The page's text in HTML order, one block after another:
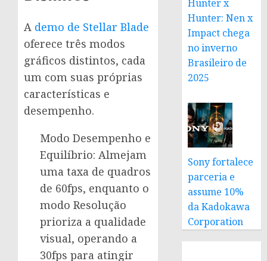
A demo de Stellar Blade
oferece três modos
gráficos distintos, cada
um com suas próprias
características e
desempenho.
Modo Desempenho e
Equilíbrio: Almejam
uma taxa de quadros
de 60fps, enquanto o
modo Resolução
prioriza a qualidade
visual, operando a
30fps para atingir
Hunter x
Hunter: Nen x
Impact chega
no inverno
Brasileiro de
2025
Sony fortalece
parceria e
assume 10%
da Kadokawa
Corporation